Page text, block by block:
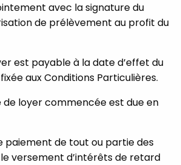
avec la signature du
de prélèvement au profit du
est payable à la date d’effet du
aux Conditions Particulières.
de loyer commencée est due en
paiement de tout ou partie des
versement d’intérêts de retard